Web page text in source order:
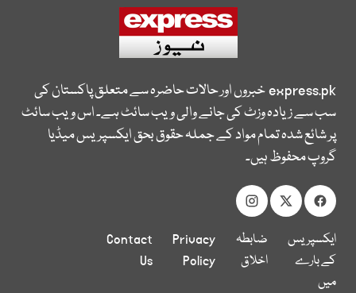
express.pkخبروں اور حالات حاضرہ سے متعلق پاکستان کی
سب سے زیادہ وزٹ کی جانے والی ویب سائٹ ہے۔ اس ویب سائٹ
پر شائع شدہ تمام مواد کے جملہ حقوق بحق ایکسپریس میڈیا
گروپ محفوظ ہیں۔
ایکسپریس
کے بارے
میں
ضابطہ
اخلاق
Privacy
Policy
Contact
Us